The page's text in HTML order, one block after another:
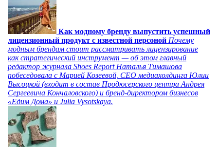
Как модному бренду выпустить успешный
лицензионный продукт с известной персоной Почему
модным брендам стоит рассматривать лицензирование
как стратегический инструмент — об этом главный
редактор журнала Shoes Report Наталья Тимашова
побеседовала с Марией Козеевой, СЕО медиахолдинга Юлии
Высоцкой (входит в состав Продюсерского центра Андрея
Сергеевича Кончаловского) и бренд-директором бизнесов
«Едим Дома» и Julia Vysotskaya.